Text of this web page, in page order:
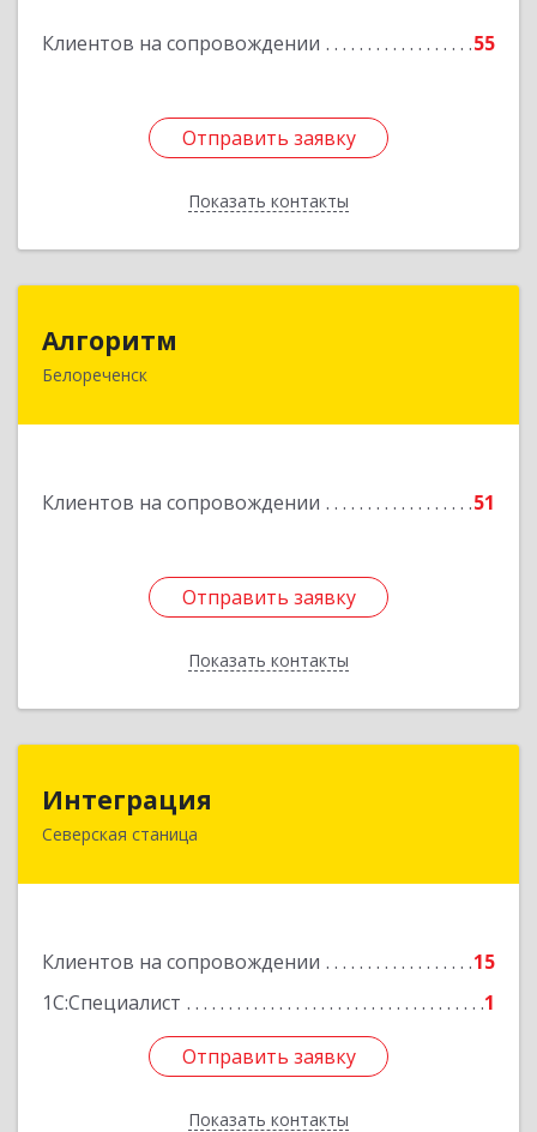
Клиентов на сопровождении 55
Отправить заявку
Показать контакты
Отправить заявку
Назад
Алгоритм
Белореченск
Клиентов на сопровождении 51
Отправить заявку
Показать контакты
352630, Краснодарский край, Белореченский р-
Отправить заявку
Назад
Интеграция
Северская станица
Клиентов на сопровождении
15
1С:Специалист
1
Отправить заявку
Показать контакты
353240, Краснодарский край, Северская ст-ца,
Отправить заявку
Назад